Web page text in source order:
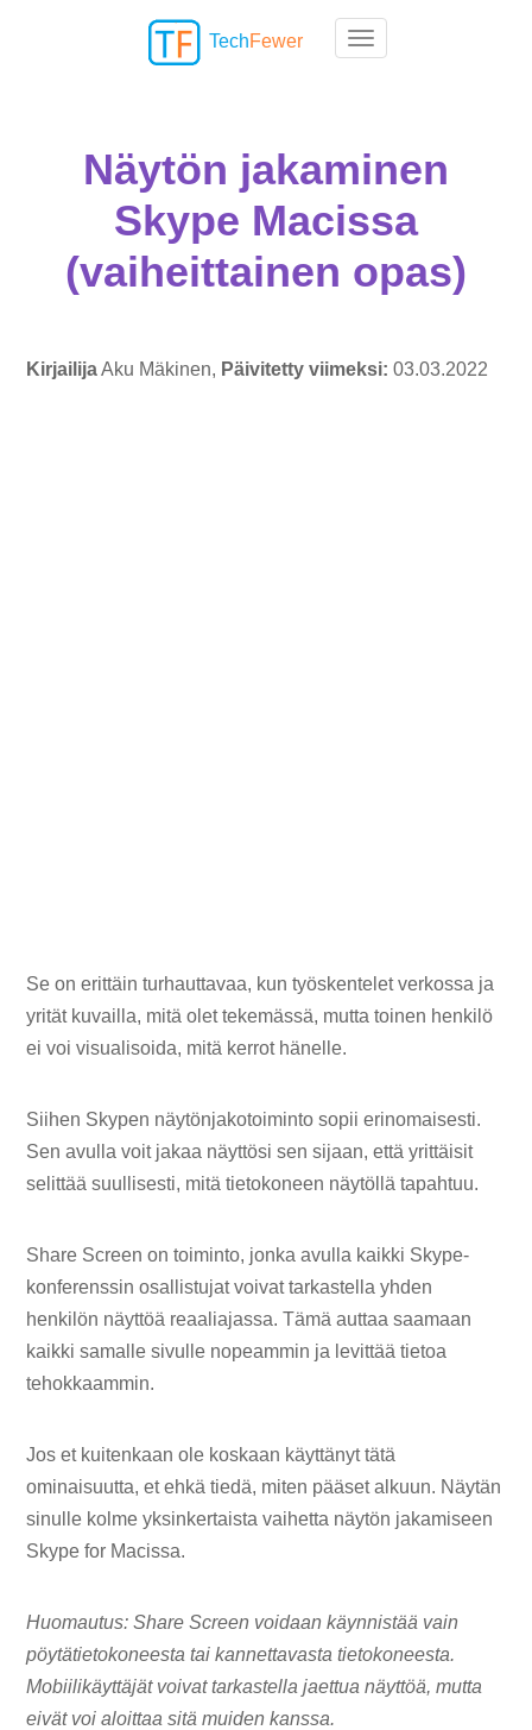
Toggle navigation
TechFewer
Näytön jakaminen
Skype Macissa
(vaiheittainen opas)
KirjailijaAku Mäkinen, Päivitetty viimeksi:03.03.2022
Se on erittäin turhauttavaa, kun työskentelet verkossa ja
yrität kuvailla, mitä olet tekemässä, mutta toinen henkilö
ei voi visualisoida, mitä kerrot hänelle.
Siihen Skypen näytönjakotoiminto sopii erinomaisesti.
Sen avulla voit jakaa näyttösi sen sijaan, että yrittäisit
selittää suullisesti, mitä tietokoneen näytöllä tapahtuu.
Share Screen on toiminto, jonka avulla kaikki Skype-
konferenssin osallistujat voivat tarkastella yhden
henkilön näyttöä reaaliajassa. Tämä auttaa saamaan
kaikki samalle sivulle nopeammin ja levittää tietoa
tehokkaammin.
Jos et kuitenkaan ole koskaan käyttänyt tätä
ominaisuutta, et ehkä tiedä, miten pääset alkuun. Näytän
sinulle kolme yksinkertaista vaihetta näytön jakamiseen
Skype for Macissa.
Huomautus: Share Screen voidaan käynnistää vain
pöytätietokoneesta tai kannettavasta tietokoneesta.
Mobiilikäyttäjät voivat tarkastella jaettua näyttöä, mutta
eivät voi aloittaa sitä muiden kanssa.